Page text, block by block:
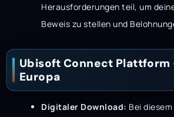
Herausforderungen teil, um
Beweis zu stellen und
Ubisoft Connect Plattform
Europa
Digitaler Download: Bei